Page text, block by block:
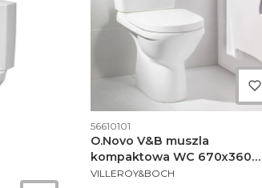
Kod produktu
56610101
O.Novo V&B muszla
kompaktowa WC 670x360
odpływ pionowy white alpin -
PRODUCENT
VILLEROY&BOCH